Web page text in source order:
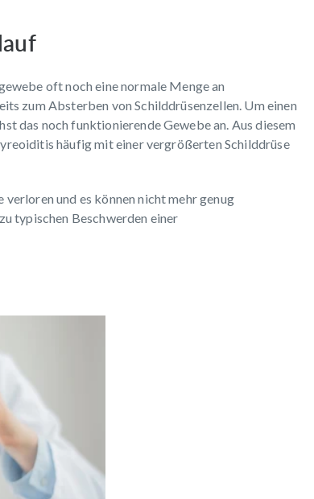
oft noch eine normale Menge an
zum Absterben von Schilddrüsenzellen. Um einen
das noch funktionierende Gewebe an. Aus diesem
häufig mit einer vergrößerten Schilddrüse
und es können nicht mehr genug
typischen Beschwerden einer